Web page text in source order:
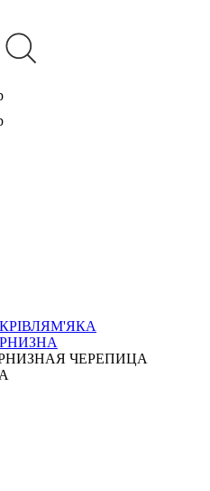
М'ЯКА
ЧЕРЕПИЦА